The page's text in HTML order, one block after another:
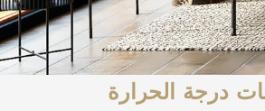
درجة الحرارة